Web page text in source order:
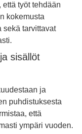
työt tehdään
kokemusta
sekä tarvittavat
sisällöt
ja
puhdistuksesta
että
ympäri vuoden.